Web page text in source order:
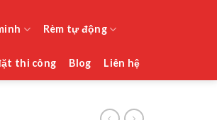
Rèm tự động
thi công Blog Liên hệ